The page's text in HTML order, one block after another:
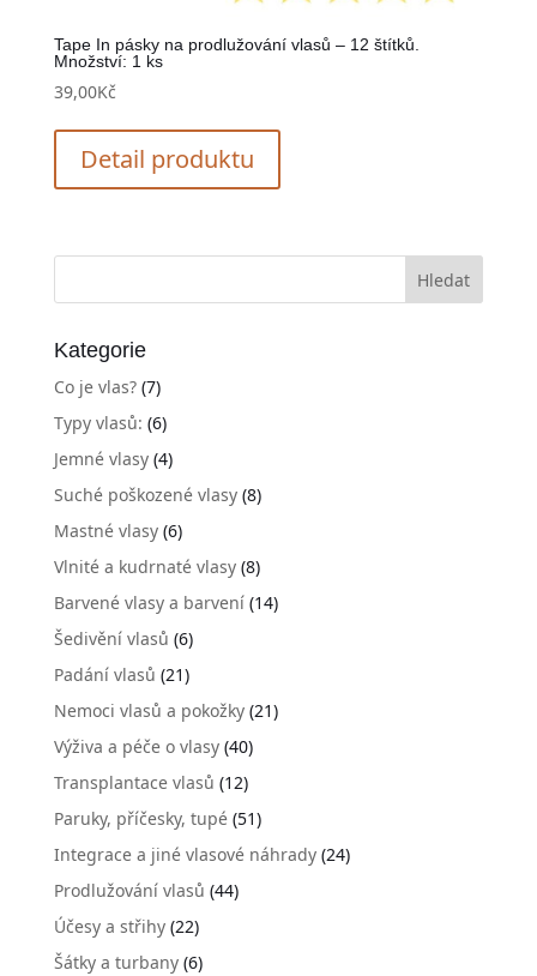
Tape In pásky na prodlužování vlasů – 12 štítků.
Množství: 1 ks
39,00Kč
Detail produktu
Kategorie
Co je vlas?(7)
Typy vlasů: (6)
Jemné vlasy(4)
Suché poškozené vlasy(8)
Mastné vlasy(6)
Vlnité a kudrnaté vlasy(8)
Barvené vlasy a barvení(14)
Šedivění vlasů (6)
Padání vlasů (21)
Nemoci vlasů a pokožky(21)
Výživa a péče o vlasy(40)
Transplantace vlasů (12)
Paruky, příčesky, tupé(51)
Integrace a jiné vlasové náhrady(24)
Prodlužování vlasů (44)
Účesy a střihy(22)
Šátky a turbany(6)